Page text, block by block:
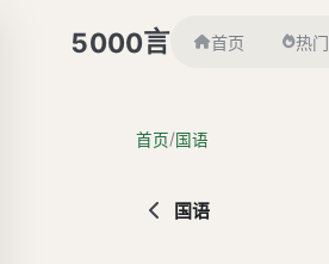
5000言 首页 热门
首页/国语
国语